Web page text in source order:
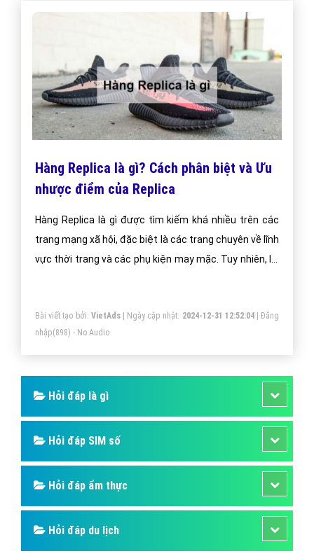
Hàng Replica là gì? Cách phân biệt và Ưu
nhược điểm của Replica
Hàng Replica là gì được tìm kiếm khá nhiều trên các
trang mạng xã hội, đặc biệt là các trang chuyên về lĩnh
vực thời trang và các phụ kiện may mặc. Tuy nhiên, lại
Replica cũng như cách phân biệt Replica với các loại
hàng khác. Hãy cùng VietAdsGroup.Vn tìm hiểu thông
qua bài viết dưới đây nhé!
Bài viết tạo bởi: VietAds| Ngày cập nhật: 2024-12-31 12:52:04|Đăng
nhập(898) - No Audio
Hỏi đáp là gì
Hỏi đáp SIM số
Hỏi đáp ẩm thực
Hỏi đáp du lịch